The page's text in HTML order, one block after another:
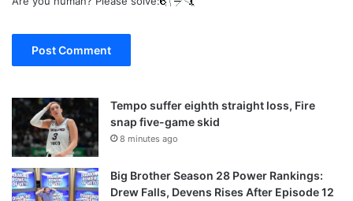
Tempo suffer eighth straight loss, Fire
snap five-game skid
8 minutes ago
Big Brother Season 28 Power Rankings:
Drew Falls, Devens Rises After Episode 12